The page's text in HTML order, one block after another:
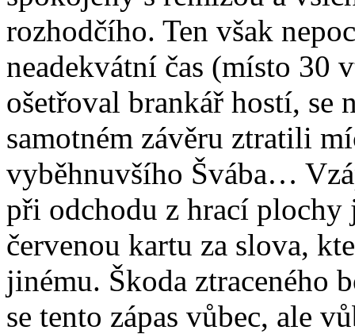
rozhodčího. Ten však
neadekvátní čas (místo 30
ošetřoval brankář hostí, se
samotném závěru ztratili
vyběhnuvšího Švába…
při odchodu z hrací plochy
červenou kartu za slova,
jinému. Škoda
se tento zápas vůbec, ale